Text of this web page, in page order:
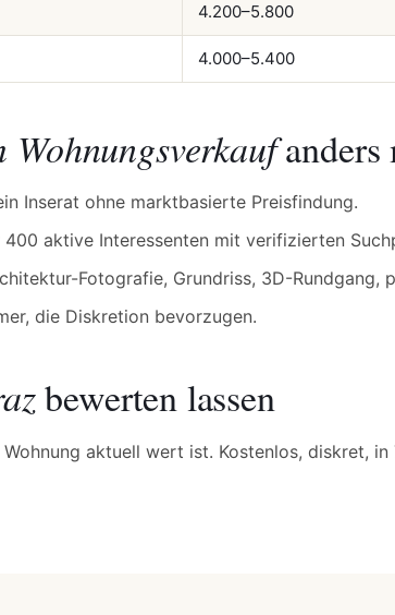
4.200–5.800
4.000–5.400
Wohnungsverkaufanders
Inserat ohne marktbasierte Preisfindung.
400 aktive Interessenten mit verifizierten
Fotografie, Grundriss, 3D-Rundgang,
die Diskretion bevorzugen.
bewerten lassen
aktuell wert ist. Kostenlos, diskret, in